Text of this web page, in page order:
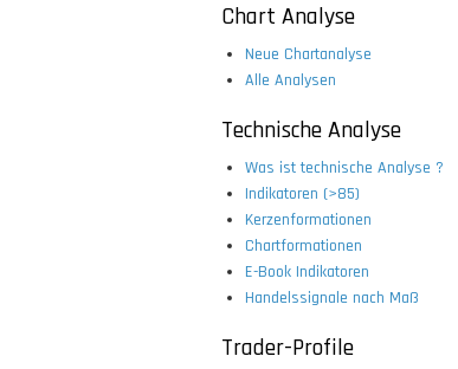
Chart Analyse
Neue Chartanalyse
Alle Analysen
Technische Analyse
Was ist technische Analyse ?
Indikatoren (>85)
Kerzenformationen
Chartformationen
E-Book Indikatoren
Handelssignale nach Maß
Trader-Profile